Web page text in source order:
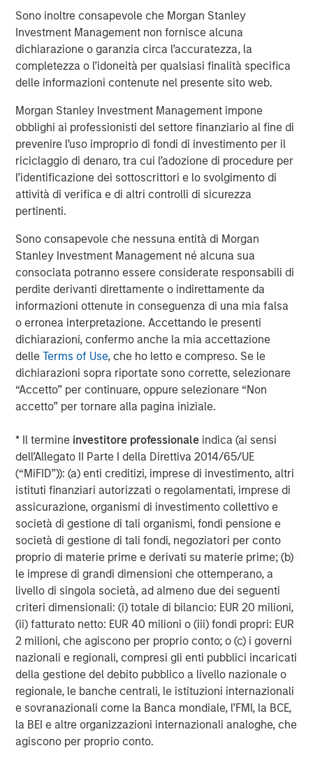
Sono inoltre consapevole che Morgan Stanley
Investment Management non fornisce alcuna
dichiarazione o garanzia circa l’accuratezza, la
completezza o l’idoneità per qualsiasi finalità specifica
delle informazioni contenute nel presente sito web.
Morgan Stanley Investment Management impone
obblighi ai professionisti del settore finanziario al fine di
prevenire l’uso improprio di fondi di investimento per il
riciclaggio di denaro, tra cui l’adozione di procedure per
l’identificazione dei sottoscrittori e lo svolgimento di
attività di verifica e di altri controlli di sicurezza
pertinenti.
Sono consapevole che nessuna entità di Morgan
Stanley Investment Management né alcuna sua
consociata potranno essere considerate responsabili di
perdite derivanti direttamente o indirettamente da
informazioni ottenute in conseguenza di una mia falsa
o erronea interpretazione. Accettando le presenti
dichiarazioni, confermo anche la mia accettazione
delleTerms of Use, che ho letto e compreso. Se le
dichiarazioni sopra riportate sono corrette, selezionare
“Accetto” per continuare, oppure selezionare “Non
accetto” per tornare alla pagina iniziale.
* Il termine investitore professionale indica (ai sensi
dell’Allegato II Parte I della Direttiva 2014/65/UE
(“MiFID”)): (a) enti creditizi, imprese di investimento, altri
istituti finanziari autorizzati o regolamentati, imprese di
assicurazione, organismi di investimento collettivo e
società di gestione di tali organismi, fondi pensione e
società di gestione di tali fondi, negoziatori per conto
proprio di materie prime e derivati su materie prime; (b)
le imprese di grandi dimensioni che ottemperano, a
livello di singola società, ad almeno due dei seguenti
criteri dimensionali: (i) totale di bilancio: EUR 20 milioni,
(ii) fatturato netto: EUR 40 milioni o (iii) fondi propri: EUR
2 milioni, che agiscono per proprio conto; o (c) i governi
nazionali e regionali, compresi gli enti pubblici incaricati
della gestione del debito pubblico a livello nazionale o
regionale, le banche centrali, le istituzioni internazionali
e sovranazionali come la Banca mondiale, l’FMI, la BCE,
la BEI e altre organizzazioni internazionali analoghe, che
agiscono per proprio conto.
and seeks to create value in portfolio companies
primarily through operational improvement. For further
information about Morgan Stanley Capital Partners,
visit: www.morganstanley.com/im/capitalpartners .
About US HealthConnect
US HealthConnect (USHC) is the worldwide leader in
digital education strategies and engagement data
solutions for pharmaceutical, biotech, diagnostic, and
device companies. Its award-winning platforms drive
value to healthcare professionals through education
strategies designed to improve the practice of medicine
and to clients through data-driven analytics on platform
engagements. USHC companies include ReachMD, Global
Learning Collaborative, Prova Education, Omnia
Education, Medtelligence, Kynectiv, Winding River
Productions, Connect Healthcare Communications, and
AGILE. For more information, please
visit www.ushealthconnect.com.
Morgan Stanley Capital Partners
Morgan Stanley Capital Partners manages a middle-
market private equity platform with a strong focus on
spectrum of industries for over two decades.
MSIM Spokesperson
David N. Miller
Managing Director
Aaron Sack
Managing Director
Steve Rodgers